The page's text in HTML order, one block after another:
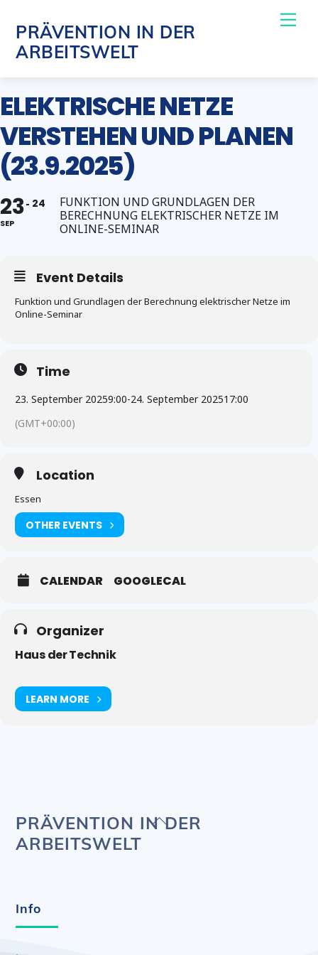
content
PRÄVENTION IN DER
ARBEITSWELT
ELEKTRISCHE NETZE
VERSTEHEN UND PLANEN
(23.9.2025)
23
SEP
24
FUNKTION UND GRUNDLAGEN DER
BERECHNUNG ELEKTRISCHER NETZE IM
ONLINE-SEMINAR
Event Details
Funktion und Grundlagen der Berechnung elektrischer Netze im
Online-Seminar
Time
23. September 20259:00-24. September 202517:00
(GMT+00:00)
Location
Essen
OTHER EVENTS
CALENDAR GOOGLECAL
Organizer
Haus der Technik
LEARN MORE
Back
PRÄVENTION IN DER
ARBEITSWELT
Info